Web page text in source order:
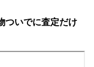
ついでに査定だけ